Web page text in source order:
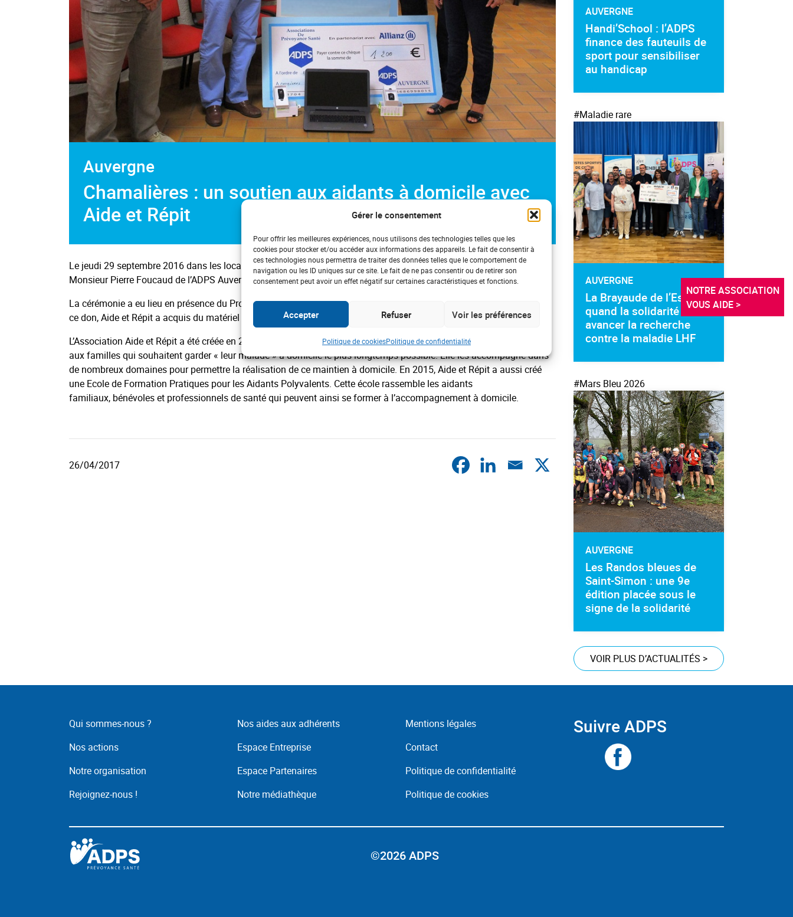
Gérer le consentement
Pour offrir les meilleures expériences, nous utilisons des technologies telles que les
cookies pour stocker et/ou accéder aux informations des appareils. Le fait de consentir à
ces technologies nous permettra de traiter des données telles que le comportement de
navigation ou les ID uniques sur ce site. Le fait de ne pas consentir ou de retirer son
consentement peut avoir un effet négatif sur certaines caractéristiques et fonctions.
Accepter Refuser Voir les préférences
Politique de cookiesPolitique de confidentialité
Auvergne
Chamalières : un soutien aux aidants à domicile avec
Aide et Répit
Le jeudi 29 septembre 2016 dans les locaux de la Maison des Associations de Chamalières, Madame Ycolle Royer et
Monsieur Pierre Foucaud de l’ADPS Auvergne ont remis un chèque d’aide de 1 200 € à l’AssociationAide et Répit
La cérémonie a eu lieu en présence du Professeur Ponsonnaille, conseiller départemental du Puy de Dôme. Grâce à
ce don, Aide et Répit a acquis du matériel qu’elle met à la dispsotion des familles qui en ont besoin.
L’Association Aide et Répit a été créée en 2007. Elle est aujourd’hui forte de plus de 250 adhérents. Elle vient en aide
aux familles qui souhaitent garder « leur malade » à domicile le plus longtemps possible. Elle les accompagne dans
de nombreux domaines pour permettre la réalisation de ce maintien à domicile. En 2015, Aide et Répit a aussi créé
une Ecole de Formation Pratiques pour les Aidants Polyvalents. Cette école rassemble les aidants
familiaux, bénévoles et professionnels de santé qui peuvent ainsi se former à l’accompagnement à domicile.
26/04/2017
AUVERGNE
Handi’School : l’ADPS
finance des fauteuils de
sport pour sensibiliser
au handicap
#Maladie rare
AUVERGNE
La Brayaude de l’Espoir :
quand la solidarité fait
avancer la recherche
contre la maladie LHF
#Mars Bleu 2026
AUVERGNE
Les Randos bleues de
Saint-Simon : une 9e
édition placée sous le
signe de la solidarité
VOIR PLUS D’ACTUALITÉS >
NOTRE ASSOCIATION
VOUS AIDE >
Qui sommes-nous ?
Nos actions
Notre organisation
Rejoignez-nous !
Nos aides aux adhérents
Espace Entreprise
Espace Partenaires
Notre médiathèque
Mentions légales
Contact
Politique de confidentialité
Politique de cookies
Suivre ADPS
©2026 ADPS